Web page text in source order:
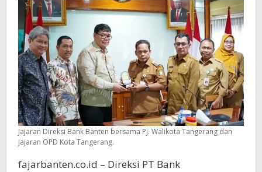
Jajaran Direksi Bank Banten bersama Pj. Walikota Tangerang dan
Jajaran OPD Kota Tangerang.
fajarbanten.co.id – Direksi PT Bank